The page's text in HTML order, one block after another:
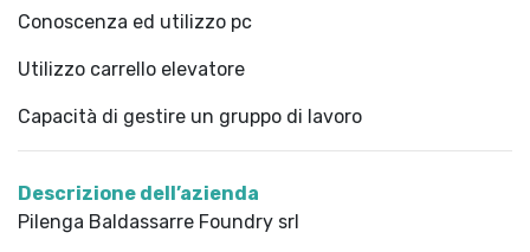
Conoscenza ed utilizzo pc
Utilizzo carrello elevatore
Capacità di gestire un gruppo di lavoro
Descrizione dell’azienda
Pilenga Baldassarre Foundry srl